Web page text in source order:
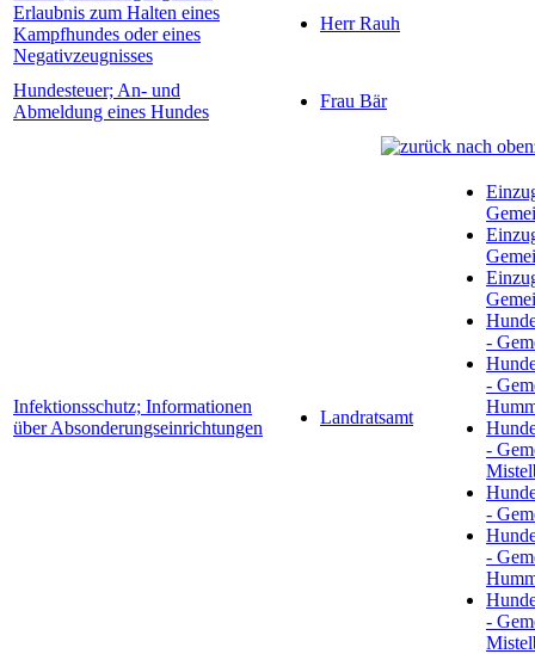
Erlaubnis zum Halten eines
Kampfhundes oder eines
Negativzeugnisses
Herr Rauh
Hundesteuer; An- und
Abmeldung eines Hundes
Frau Bär
Infektionsschutz; Informationen
über Absonderungseinrichtungen
Landratsamt
-
-
-
-
-
-